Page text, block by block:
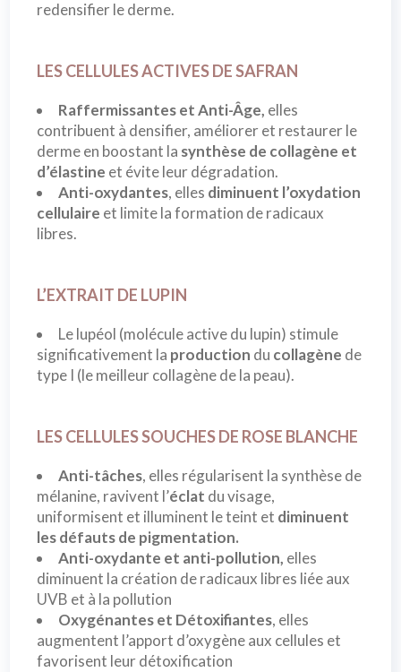
redensifier le derme.
LES CELLULES ACTIVES DE SAFRAN
Raffermissantes et Anti-Âge, elles
contribuent à densifier, améliorer et restaurer le
derme en boostant la synthèse de collagène et
d’élastine et évite leur dégradation.
Anti-oxydantes, elles diminuent l’oxydation
cellulaire et limite la formation de radicaux
libres.
L’EXTRAIT DE LUPIN
Le lupéol (molécule active du lupin) stimule
significativement la production du collagène de
type I (le meilleur collagène de la peau).
LES CELLULES SOUCHES DE ROSE BLANCHE
Anti-tâches, elles régularisent la synthèse de
mélanine, ravivent l’éclat du visage,
uniformisent et illuminent le teint et diminuent
les défauts de pigmentation.
Anti-oxydante et anti-pollution, elles
diminuent la création de radicaux libres liée aux
UVB et à la pollution
Oxygénantes et Détoxifiantes, elles
augmentent l’apport d’oxygène aux cellules et
favorisent leur détoxification